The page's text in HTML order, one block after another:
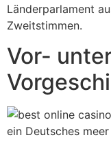
Länderparlament
Zweitstimmen.
Vor-
ein Deutsches